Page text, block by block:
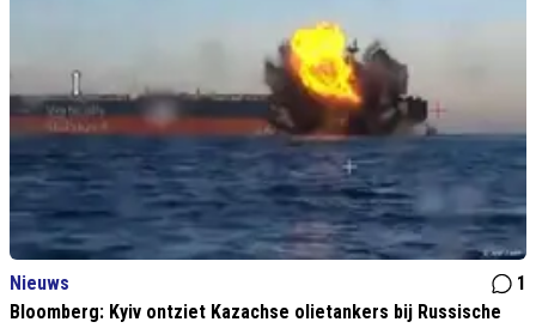
Nieuws
1
Bloomberg: Kyiv ontziet Kazachse olietankers bij Russische